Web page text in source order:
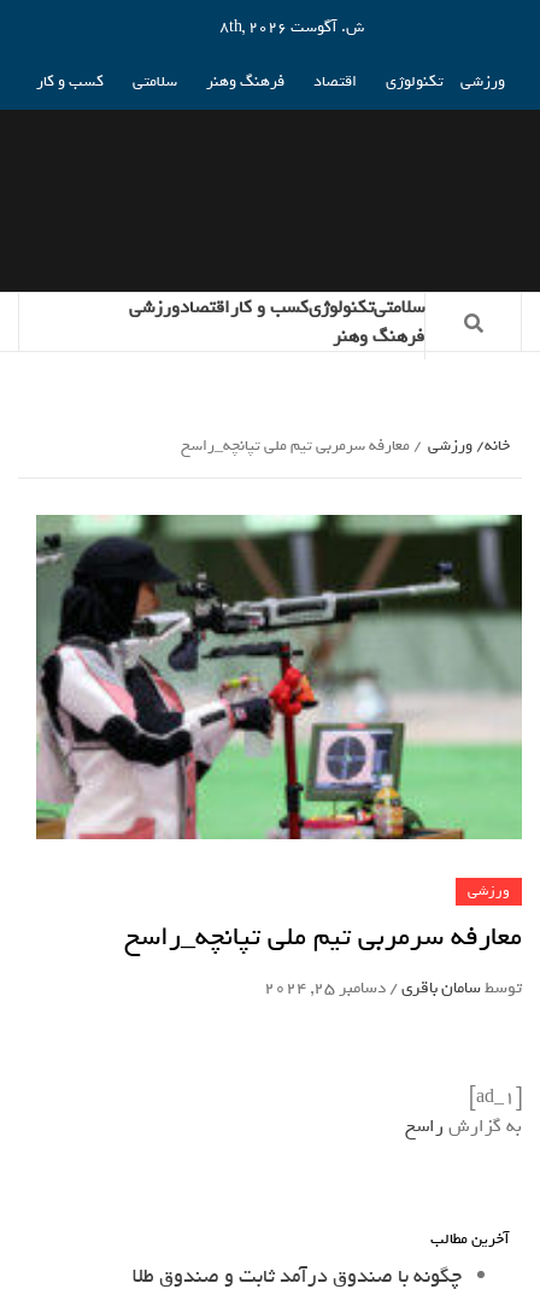
ش. آگوست 8th, 2026
ورزشی تکنولوژی اقتصاد فرهنگ وهنر سلامتی کسب و کار
سلامتیتکنولوژیکسب و کاراقتصادورزشی
فرهنگ وهنر
خانه ورزشی معارفه سرمربی تیم ملی تپانچه_راسخ
ورزشی
معارفه سرمربی تیم ملی تپانچه_راسخ
توسطسامان باقری/دسامبر 25, 2024
[ad_1]
به گزارش راسخ
آخرین مطالب
چگونه با صندوق درآمد ثابت و صندوق طلا